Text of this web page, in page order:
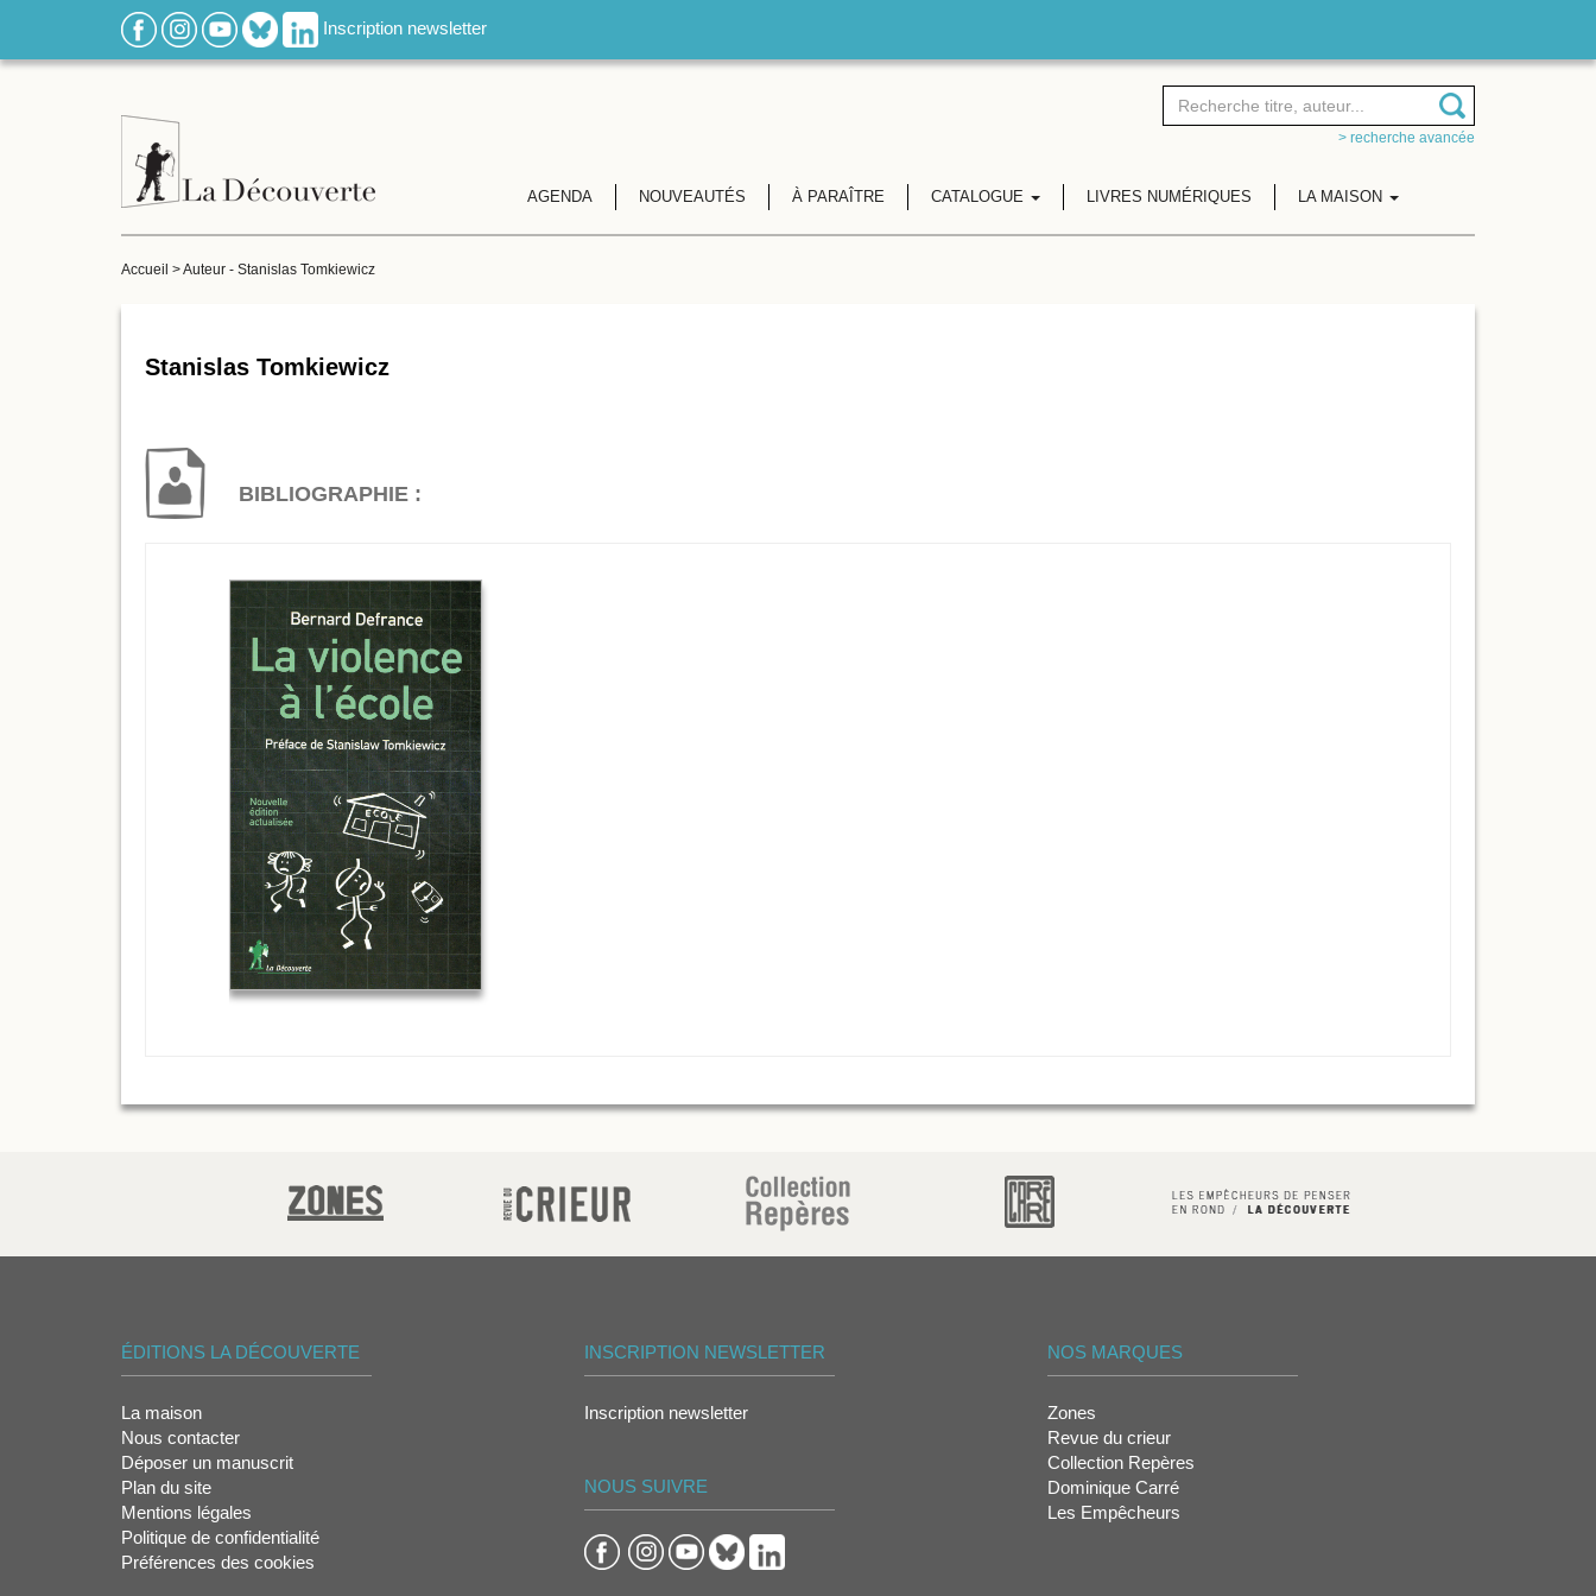
Inscription newsletter
> recherche avancée
AGENDA NOUVEAUTÉS À PARAÎTRE CATALOGUE LIVRES NUMÉRIQUES LA MAISON
Accueil >Auteur - Stanislas Tomkiewicz
Stanislas Tomkiewicz
BIBLIOGRAPHIE :
ÉDITIONS LA DÉCOUVERTE
La maison
Nous contacter
Déposer un manuscrit
Plan du site
Mentions légales
Politique de confidentialité
Préférences des cookies
INSCRIPTION NEWSLETTER
Inscription newsletter
NOUS SUIVRE
NOS MARQUES
Zones
Revue du crieur
Collection Repères
Dominique Carré
Les Empêcheurs